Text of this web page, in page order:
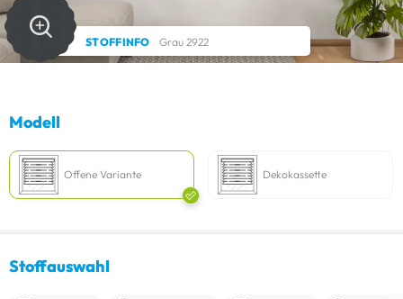
Modell
Offene Variante Dekokassette
Stoffauswahl
STOFFINFO Grau 2922